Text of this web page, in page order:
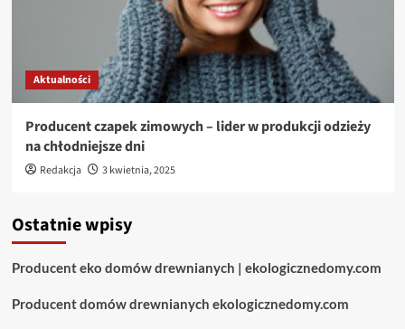
Aktualności
Producent czapek zimowych – lider w produkcji odzieży
na chłodniejsze dni
Redakcja 3 kwietnia, 2025
Ostatnie wpisy
Producent eko domów drewnianych | ekologicznedomy.com
Producent domów drewnianych ekologicznedomy.com